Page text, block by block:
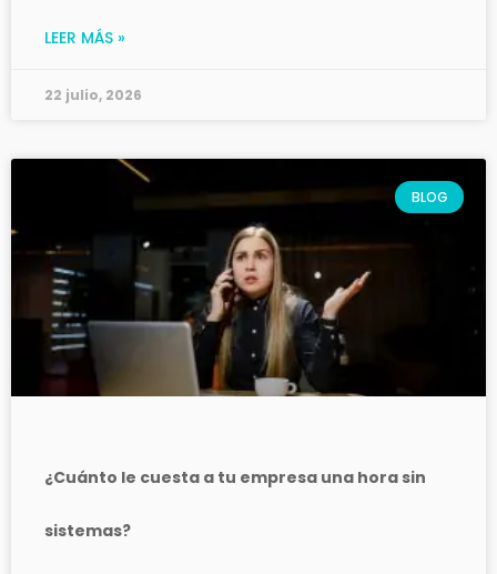
LEER MÁS »
22 julio, 2026
BLOG
¿Cuánto le cuesta a tu empresa una hora sin
sistemas?